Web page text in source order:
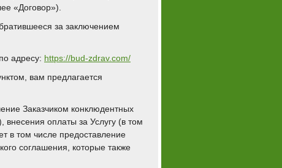
«Договор»).
за заключением
адресу: https://bud-zdrav.com/
вам предлагается
Заказчиком конклюдентных
внесения оплаты за Услугу (в том
в том числе предоставление
соглашения, которые также